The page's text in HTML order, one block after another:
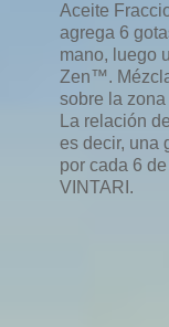
Aceite
agrega 6
mano, luego
Zen™.
sobre la
La relación
es decir, una
por cada 6
VINTARI.